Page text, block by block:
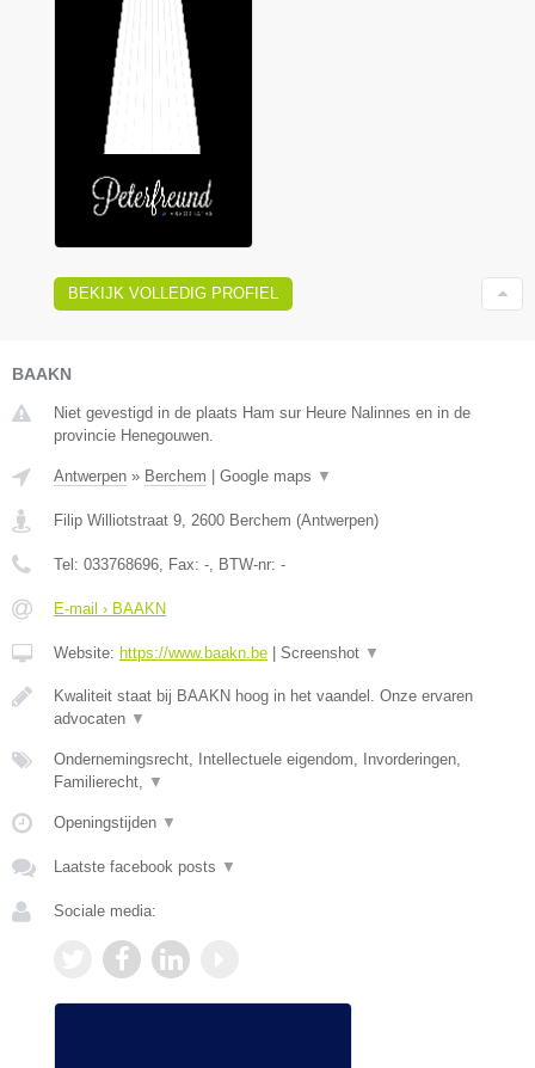
BEKIJK VOLLEDIG PROFIEL
BAAKN
Niet gevestigd in de plaats Ham sur Heure Nalinnes en in de
provincie Henegouwen.
Antwerpen » Berchem Google maps ▼
Filip Williotstraat 9 2600 Berchem (Antwerpen)
Tel: 033768696 , Fax: - , BTW-nr: -
E-mail › BAAKN
Website: https://www.baakn.be Screenshot ▼
Kwaliteit staat bij BAAKN hoog in het vaandel. Onze ervaren
advocaten ▼
Ondernemingsrecht, Intellectuele eigendom, Invorderingen,
Familierecht,
▼
Openingstijden ▼
Laatste facebook posts ▼
Sociale media: